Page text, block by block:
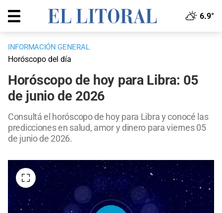
6.9°
INFORMACIÓN GENERAL
Horóscopo del día
Horóscopo de hoy para Libra: 05
de junio de 2026
Consultá el horóscopo de hoy para Libra y conocé las
predicciones en salud, amor y dinero para viernes 05
de junio de 2026.